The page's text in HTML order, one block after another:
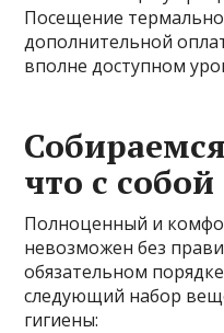
Посещение
дополнительной
вполне доступном
что с собой
Полноценный и
невозможен без
обязательном
следующий набор
гигиены: